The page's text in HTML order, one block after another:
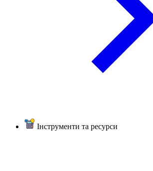
Інструменти та ресурси